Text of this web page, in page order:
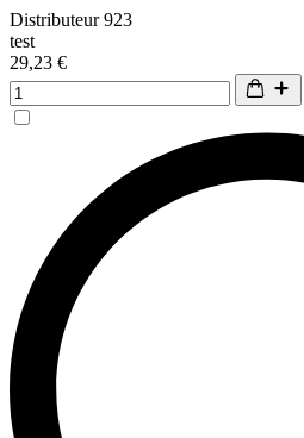
Distributeur 923
test
29,23 €